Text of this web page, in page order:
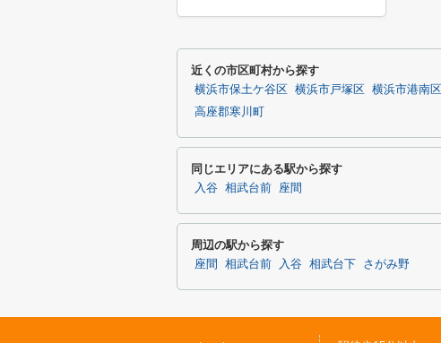
近くの市区町村から探す
横浜市保土ケ谷区 横浜市戸塚区 横浜市港南区
高座郡寒川町
同じエリアにある駅から探す
入谷 相武台前 座間
周辺の駅から探す
座間 相武台前 入谷 相武台下 さがみ野